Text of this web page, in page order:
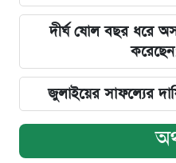
দীর্ঘ ষোল বছর ধরে
জুলাইয়ের সাফল্যের